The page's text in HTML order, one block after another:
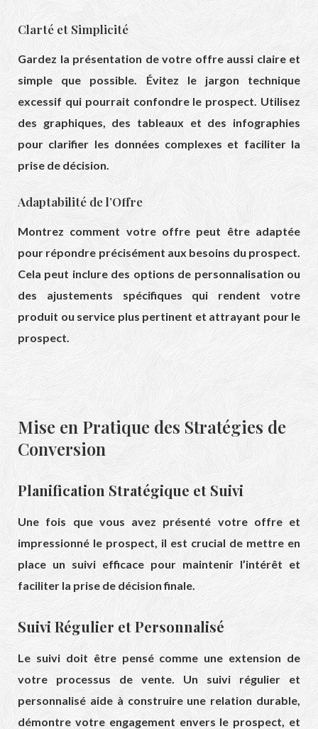
Clarté et Simplicité
Gardez la présentation de votre offre aussi claire et
simple que possible. Évitez le jargon technique
excessif qui pourrait confondre le prospect. Utilisez
des graphiques, des tableaux et des infographies
pour clarifier les données complexes et faciliter la
prise de décision.
Adaptabilité de l’Offre
Montrez comment votre offre peut être adaptée
pour répondre précisément aux besoins du prospect.
Cela peut inclure des options de personnalisation ou
des ajustements spécifiques qui rendent votre
produit ou service plus pertinent et attrayant pour le
prospect.
Mise en Pratique des Stratégies de
Conversion
Planification Stratégique et Suivi
Une fois que vous avez présenté votre offre et
impressionné le prospect, il est crucial de mettre en
place un suivi efficace pour maintenir l’intérêt et
faciliter la prise de décision finale.
Suivi Régulier et Personnalisé
Le suivi doit être pensé comme une extension de
votre processus de vente. Un suivi régulier et
personnalisé aide à construire une relation durable,
démontre votre engagement envers le prospect, et